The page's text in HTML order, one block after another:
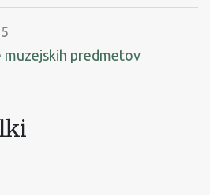
muzejskih predmetov